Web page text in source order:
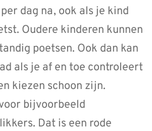
dag na, ook als je kind
Oudere kinderen kunnen
poetsen. Ook dan kan
als je af en toe controleert
kiezen schoon zijn.
bijvoorbeeld
Dat is een rode